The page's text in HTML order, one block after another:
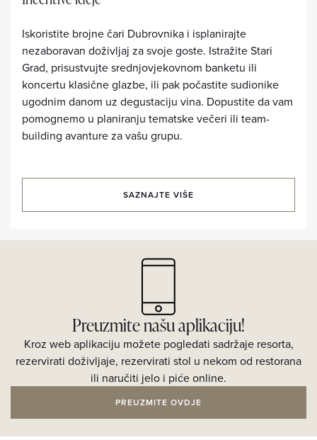
Iskoristite brojne čari Dubrovnika i isplanirajte
nezaboravan doživljaj za svoje goste. Istražite Stari
Grad, prisustvujte srednjovjekovnom banketu ili
koncertu klasične glazbe, ili pak počastite sudionike
ugodnim danom uz degustaciju vina. Dopustite da vam
pomognemo u planiranju tematske večeri ili team-
building avanture za vašu grupu.
SAZNAJTE VIŠE
Preuzmite našu aplikaciju!
Kroz web aplikaciju možete pogledati sadržaje resorta,
rezervirati doživljaje, rezervirati stol u nekom od restorana
ili naručiti jelo i piće online.
PREUZMITE OVDJE